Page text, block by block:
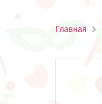
Главная